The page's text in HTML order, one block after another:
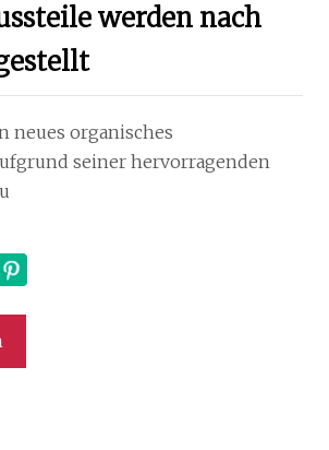
werden nach
neues organisches
seiner hervorragenden